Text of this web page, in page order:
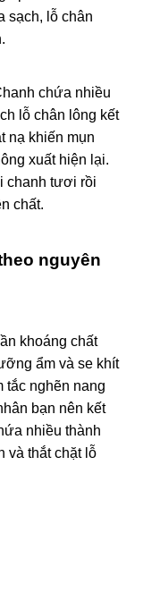
sạch, lỗ chân
chứa nhiều
lỗ chân lông kết
nạ khiến mụn
xuất hiện lại.
chanh tươi rồi
chất.
nguyên
khoáng chất
ẩm và se khít
tắc nghẽn nang
bạn nên kết
nhiều thành
và thắt chặt lỗ